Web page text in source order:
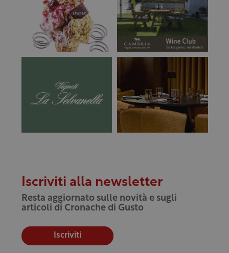
Iscriviti alla newsletter
Resta aggiornato sulle novità e sugli
articoli di Cronache di Gusto
Iscriviti